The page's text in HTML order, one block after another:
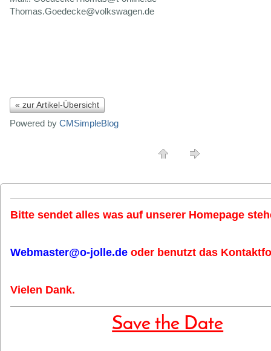
Thomas.Goedecke@volkswagen.de
« zur Artikel-Übersicht
Powered by CMSimpleBlog
Bitte sendet alles was auf unserer Homepage
Webmaster@o-jolle.de oder benutzt das
Vielen Dank.
Save the Date